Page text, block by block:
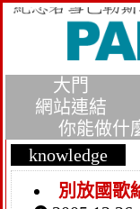
大門
網站連結
你能做什
knowledge
別放國歌